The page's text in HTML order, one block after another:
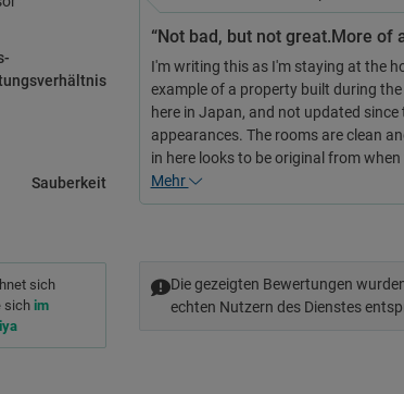
Sauberkeit
sich
sich im
“Not bad, but not great.More of
I'm writing this as I'm staying at the
example of a property built during
here in Japan, and not updated
appearances. The rooms are clean
in here looks to be original from
Mehr
Die gezeigten Bewertungen
echten Nutzern des Dienstes